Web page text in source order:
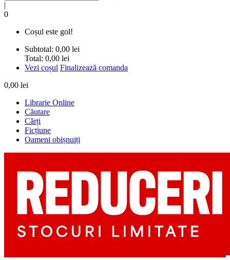
|
0
Coșul este gol!
Subtotal: 0,00 lei
Total: 0,00 lei
Vezi coșul Finalizează comanda
0,00 lei
Librarie Online
Căutare
Cărți
Ficțiune
Oameni obișnuiți